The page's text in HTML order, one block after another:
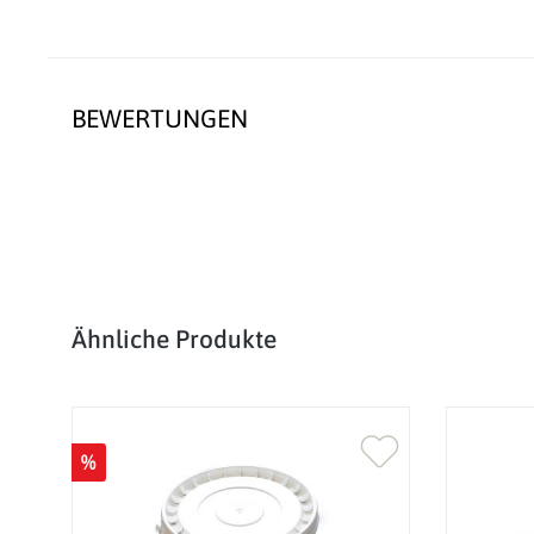
BEWERTUNGEN
Produktgalerie überspringen
Ähnliche Produkte
%